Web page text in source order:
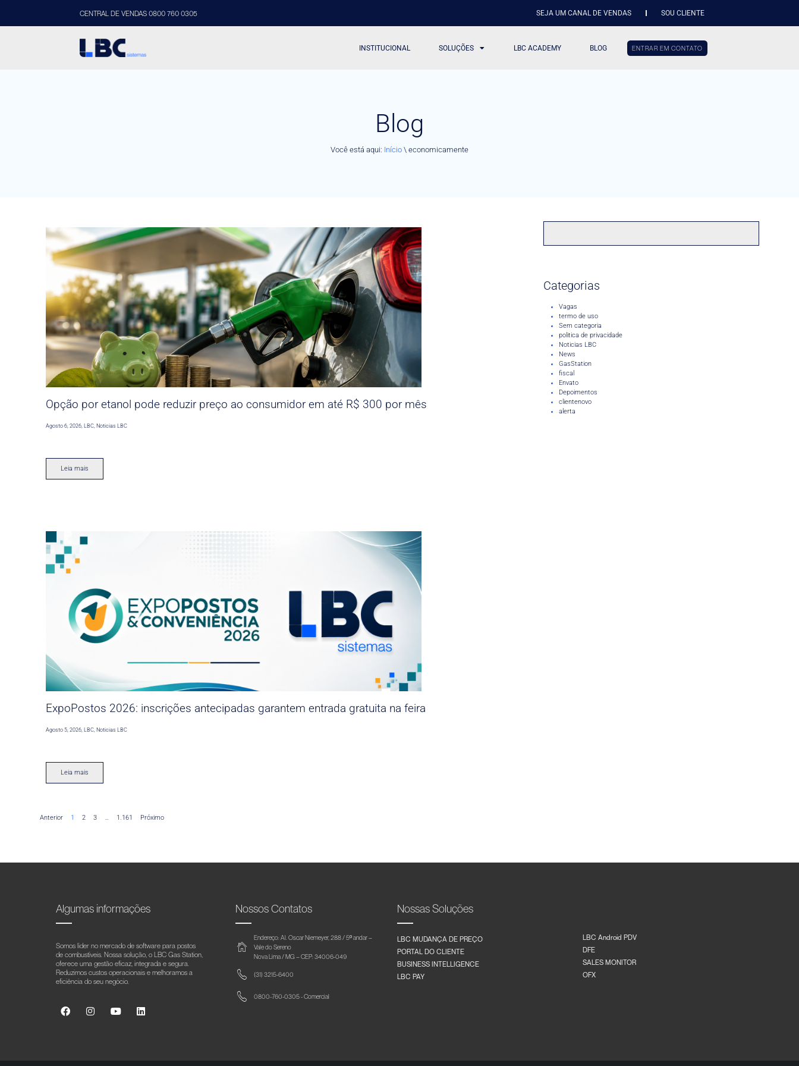
CENTRAL DE VENDAS 0800 760 0305 SEJA UM CANAL DE VENDAS SOU CLIENTE
INSTITUCIONAL SOLUÇÕES LBC ACADEMY BLOG ENTRAR EM CONTATO
Blog
Você está aqui: Início \ economicamente
Opção por etanol pode reduzir preço ao consumidor em até R$ 300 por mês
Agosto 6, 2026,LBC,Noticias LBC
Leia mais
ExpoPostos 2026: inscrições antecipadas garantem entrada gratuita na feira
Agosto 5, 2026 ,LBC Noticias LBC
Leia mais
Anterior 1 2 3 … 1.161 Próximo
Categorias
Vagas
termo de uso
Sem categoria
politica de privacidade
Noticias LBC
News
GasStation
fiscal
Envato
Depoimentos
clientenovo
alerta
Algumas informações
Somos líder no mercado de software para postos
de combustíveis. Nossa solução, o LBC Gas Station,
oferece uma gestão eficaz, integrada e segura.
Reduzimos custos operacionais e melhoramos a
eficiência do seu negócio.
Nossos Contatos
Endereço: Al. Oscar Niemeyer, 288 / 5º andar –
Vale do Sereno
Nova Lima / MG – CEP: 34006-049
(31) 3215-6400
0800-760-0305 - Comercial
Nossas Soluções
LBC MUDANÇA DE PREÇO
PORTAL DO CLIENTE
BUSINESS INTELLIGENCE
LBC PAY
LBC Android PDV
DFE
SALES MONITOR
OFX